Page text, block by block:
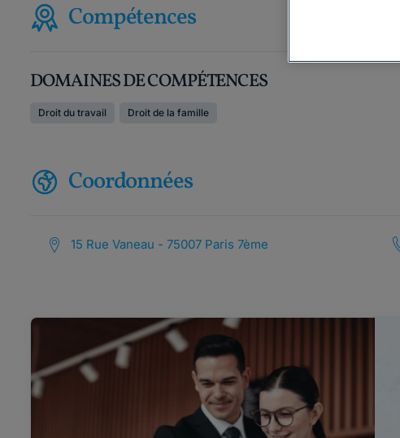
Compétences
DOMAINES DE COMPÉTENCES
Droit du travail Droit de la famille
Coordonnées
15 Rue Vaneau - 75007 Paris 7ème